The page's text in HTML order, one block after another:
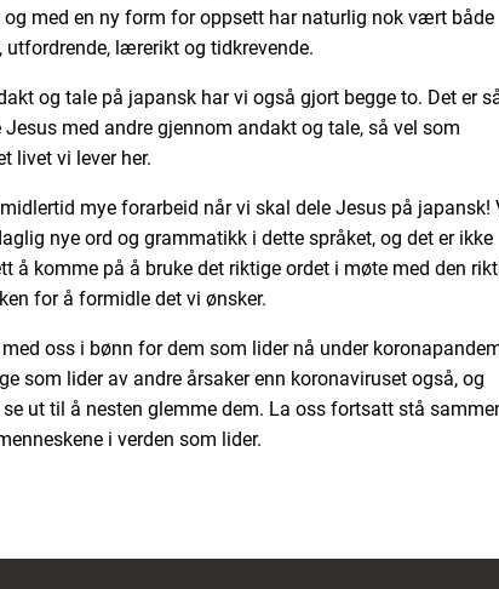
og med en ny form for oppsett har naturlig nok vært både
utfordrende, lærerikt og tidkrevende.
og tale på japansk har vi også gjort begge to. Det er
Jesus med andre gjennom andakt og tale, så vel som
livet vi lever her.
mye forarbeid når vi skal dele Jesus på japansk!
nye ord og grammatikk i dette språket, og det er ikke
å komme på å bruke det riktige ordet i møte med den
for å formidle det vi ønsker.
oss i bønn for dem som lider nå under
som lider av andre årsaker enn koronaviruset også, og
se ut til å nesten glemme dem. La oss fortsatt stå
i verden som lider.